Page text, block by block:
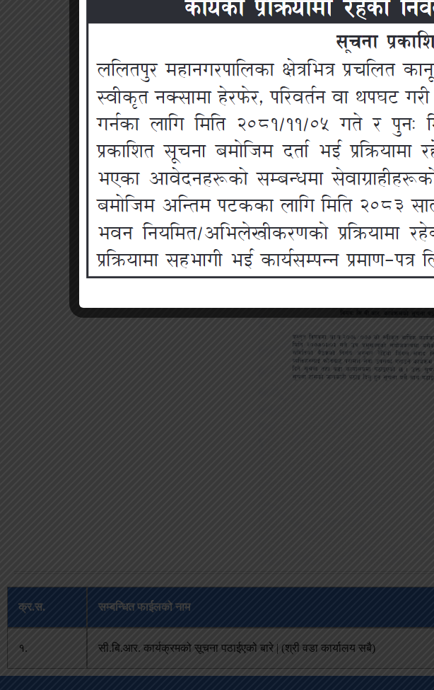
क्र.स. सम्बन्धित फाईलको नाम
१. सी.बि.आर. कार्यक्रमको सूचना पठाईएको बारे | (श्री वडा कार्यालय सबै)